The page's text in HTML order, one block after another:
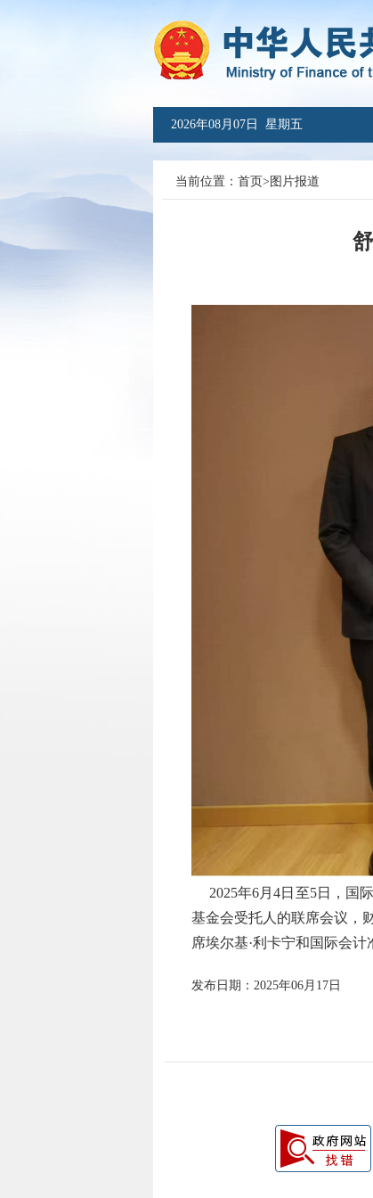
2026年08月07日 星期五
当前位置： 首页> 图片报道
2025年6月4日至5日，国
基金会受托人的联席会议，
席埃尔基·利卡宁和国际会计
发布日期：2025年06月17日